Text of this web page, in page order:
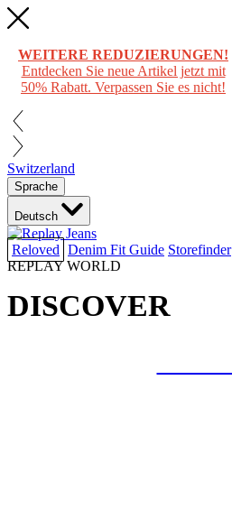
WEITERE REDUZIERUNGEN!
Entdecken Sie neue Artikel jetzt mit
50% Rabatt. Verpassen Sie es nicht!
Switzerland
Sprache
Deutsch
Reloved Denim Fit Guide Storefinder
REPLAY WORLD
DISCOVER